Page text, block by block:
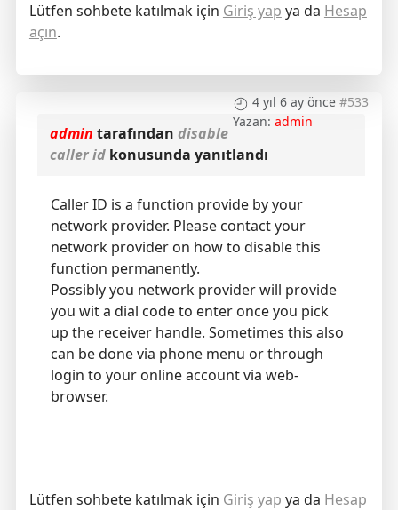
Lütfen sohbete katılmak için Giriş yap ya da Hesap
açın.
4 yıl 6 ay önce #533
Yazan:admin
admin tarafından disable
caller idkonusunda yanıtlandı
Caller ID is a function provide by your
network provider. Please contact your
network provider on how to disable this
function permanently.
Possibly you network provider will provide
you wit a dial code to enter once you pick
up the receiver handle. Sometimes this also
can be done via phone menu or through
login to your online account via web-
browser.
Lütfen sohbete katılmak için Giriş yap ya da Hesap